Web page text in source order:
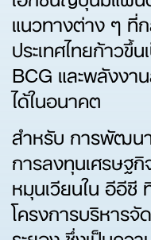
แนวทางต่าง ๆ ที่
ประเทศไทยก้าวขึ้
BCG และพลังงา
ได้ในอนาคต
สำหรับ การพัฒน
การลงทุนเศรษฐกิ
หมุนเวียนใน อีอีซี
โครงการบริหาร